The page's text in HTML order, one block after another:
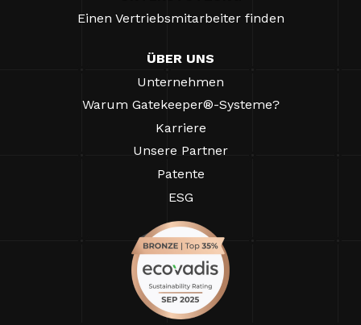
Einen Vertriebsmitarbeiter finden
ÜBER UNS
Unternehmen
Warum Gatekeeper®-Systeme?
Karriere
Unsere Partner
Patente
ESG